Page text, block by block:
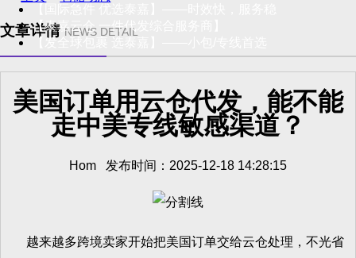
【泰嘉云仓 一件代发综合服务商】
【发全球包裹 选泰嘉】——小包/专线首选
文章详情 NEWS DETAIL
美国订单用云仓代发，能不能
走中美专线敏感渠道？
Hom 发布时间：2025-12-18 14:28:15
越来越多跨境卖家开始把美国订单交给云仓处理，不光省